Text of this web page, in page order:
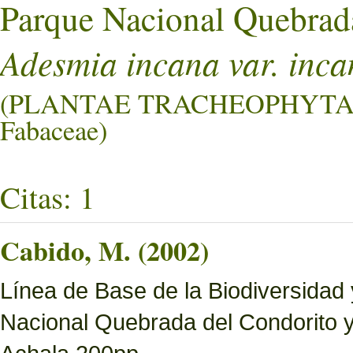
Parque Nacional
Adesmia incana var.
(PLANTAE
Fabaceae)
Citas: 1
Cabido, M. (2002)
Línea de Base de la
Nacional Quebrada del Condorito